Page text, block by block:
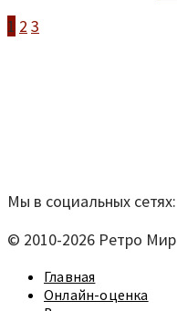
Пагинация
1 2 3
Мы в социальных сетях:
© 2010-2026 Ретро Мир
Главная
Онлайн-оценка